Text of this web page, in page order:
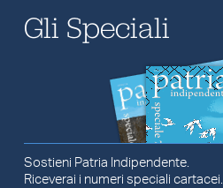
Gli Speciali
Sostieni Patria Indipendente.
Riceverai i numeri speciali cartacei.